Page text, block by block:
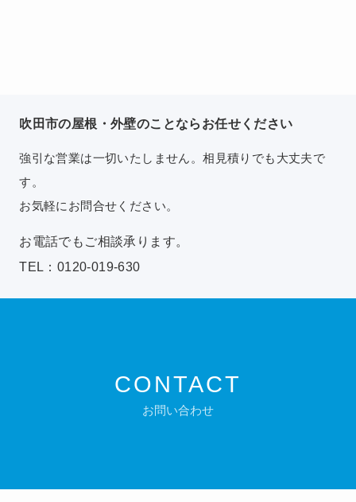
吹田市の屋根・外壁のことならお任せください
強引な営業は一切いたしません。相見積りでも大丈夫で
す。
お気軽にお問合せください。
お電話でもご相談承ります。
TEL：0120-019-630
CONTACT
お問い合わせ